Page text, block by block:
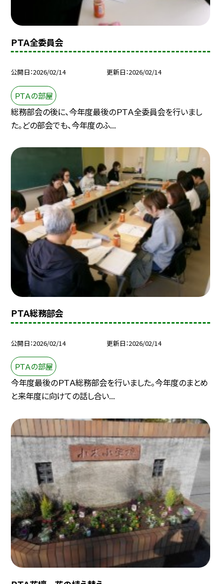
ＰＴＡ全委員会
公開日 2026/02/14 更新日 2026/02/14
ＰＴＡの部屋
総務部会の後に、今年度最後のＰＴＡ全委員会を行いまし
た。どの部会でも、今年度のふ...
ＰＴＡ総務部会
公開日 2026/02/14 更新日 2026/02/14
ＰＴＡの部屋
今年度最後のＰＴＡ総務部会を行いました。今年度のまとめ
と来年度に向けての話し合い...